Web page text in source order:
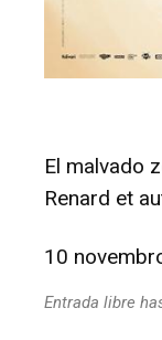
El malvado
Renard et
10
Entrada libre